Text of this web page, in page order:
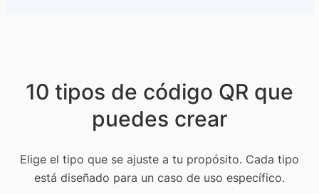
10 tipos de código QR que
puedes crear
Elige el tipo que se ajuste a tu propósito. Cada tipo
está diseñado para un caso de uso específico.